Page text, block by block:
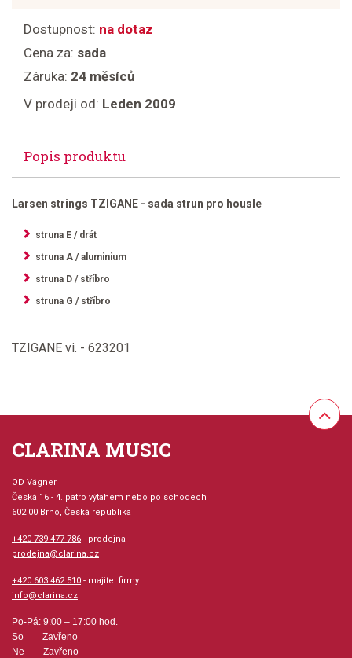
Dostupnost: na dotaz
Cena za: sada
Záruka: 24 měsíců
V prodeji od: Leden 2009
Popis produktu
Larsen strings TZIGANE - sada strun pro housle
struna E / drát
struna A / aluminium
struna D / stříbro
struna G / stříbro
TZIGANE vi. - 623201
CLARINA MUSIC
OD Vágner
Česká 16 - 4. patro výtahem nebo po schodech
602 00 Brno, Česká republika
+420 739 477 786 - prodejna
prodejna@clarina.cz
+420 603 462 510 - majitel firmy
info@clarina.cz
Po-Pá: 9:00 – 17:00 hod.
So Zavřeno
Ne Zavřeno